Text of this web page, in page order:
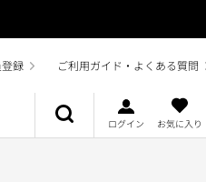
録 ご利用ガイド・よくある質問
ログイン お気に入り